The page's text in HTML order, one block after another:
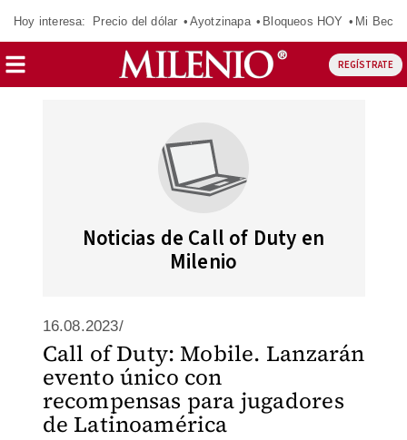
Hoy interesa: Precio del dólar Ayotzinapa Bloqueos HOY Mi Beca
REGÍSTRATE
Noticias de Call of Duty en
Milenio
16.08.2023/
Call of Duty: Mobile. Lanzarán
evento único con
recompensas para jugadores
de Latinoamérica